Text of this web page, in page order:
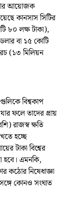
আয়োজক
কানসাস সিটির
৮০ লক্ষ টাকা),
বা ১৫ কোটি
(১৩ মিলিয়ন
বিশ্বকাপ
ফলে তাদের প্রায়
রাজস্ব ক্ষতি
হচ্ছে
টাকা বিশ্বের
হবে। এমনকি,
কঠোর নিষেধাজ্ঞা
কোনও সংঘাত